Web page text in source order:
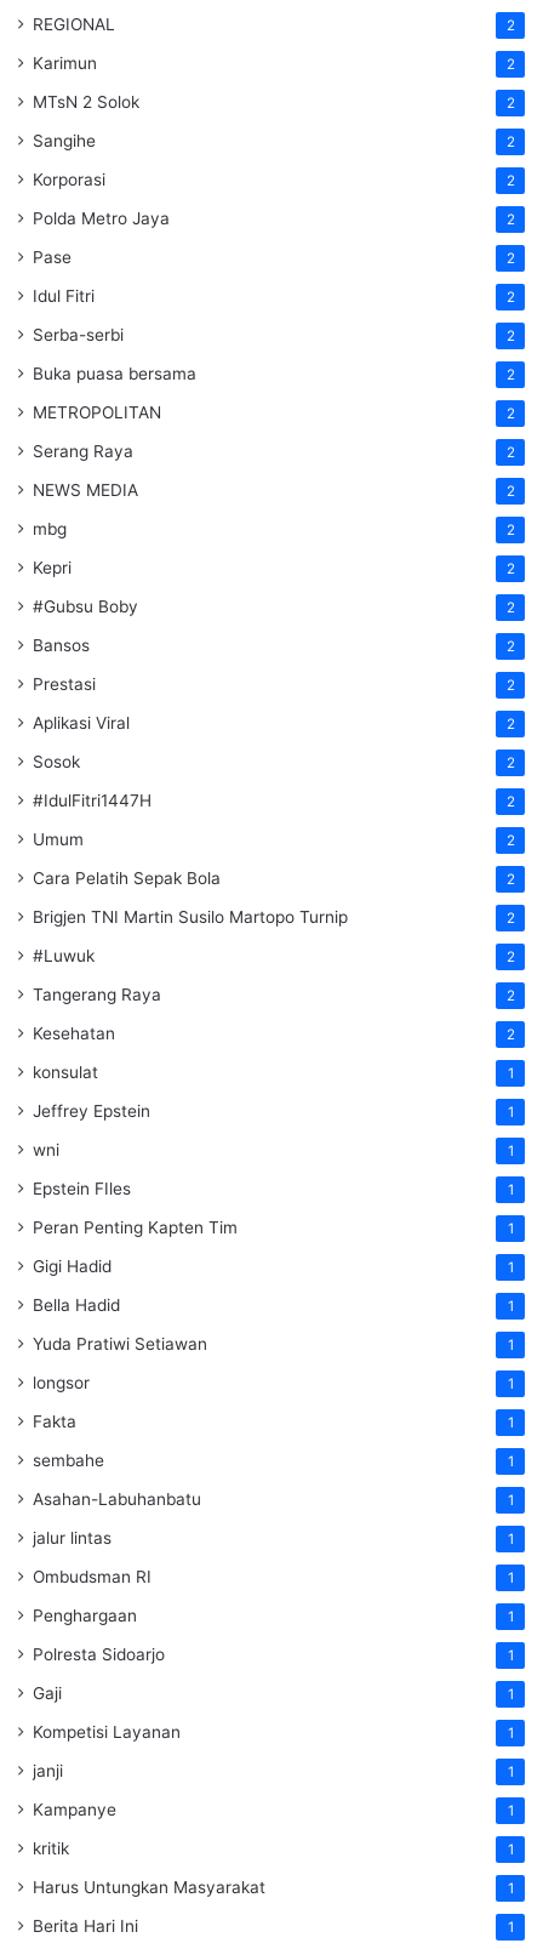
REGIONAL 2
Karimun 2
MTsN 2 Solok 2
Sangihe 2
Korporasi 2
Polda Metro Jaya 2
Pase 2
Idul Fitri 2
Serba-serbi 2
Buka puasa bersama 2
METROPOLITAN 2
Serang Raya 2
NEWS MEDIA 2
mbg 2
Kepri 2
#Gubsu Boby 2
Bansos 2
Prestasi 2
Aplikasi Viral 2
Sosok 2
#IdulFitri1447H 2
Umum 2
Cara Pelatih Sepak Bola 2
Brigjen TNI Martin Susilo Martopo Turnip 2
#Luwuk 2
Tangerang Raya 2
Kesehatan 2
konsulat 1
Jeffrey Epstein 1
wni 1
Epstein FIles 1
Peran Penting Kapten Tim 1
Gigi Hadid 1
Bella Hadid 1
Yuda Pratiwi Setiawan 1
longsor 1
Fakta 1
sembahe 1
Asahan-Labuhanbatu 1
jalur lintas 1
Ombudsman RI 1
Penghargaan 1
Polresta Sidoarjo 1
Gaji 1
Kompetisi Layanan 1
janji 1
Kampanye 1
kritik 1
Harus Untungkan Masyarakat 1
Berita Hari Ini 1